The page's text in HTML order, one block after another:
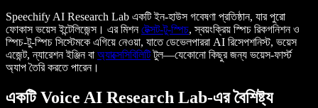
Speechify AI Research Lab একটি ইন-হাউস গবেষণা প্রতিষ্ঠান, যার পুরো
ফোকাস ভয়েস ইন্টেলিজেন্স। এর মিশনটেক্সট-টু-স্পিচ, স্বয়ংক্রিয় স্পিচ রিকগনিশন ও
স্পিচ-টু-স্পিচ সিস্টেমকে এগিয়ে নেওয়া, যাতে ডেভেলপাররা AI রিসেপশনিস্ট, ভয়েস
এজেন্ট, ন্যারেশন ইঞ্জিন বা অ্যাক্সেসিবিলিটিটুল—যেকোনো কিছুর জন্য ভয়েস-ফার্স্ট
অ্যাপ তৈরি করতে পারেন।
একটি Voice AI Research Lab-এর বৈশিষ্ট্য